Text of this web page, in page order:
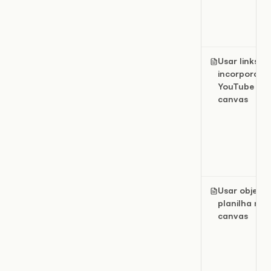
Usar links e
YouTube em
canvas
Usar
planilha no
canvas